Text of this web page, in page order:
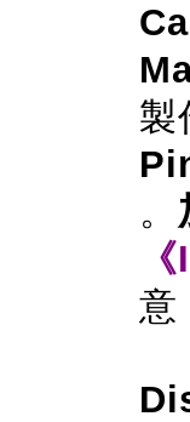
製
。
意